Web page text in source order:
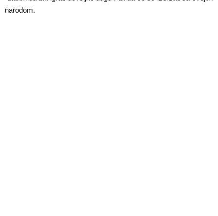
narodom.